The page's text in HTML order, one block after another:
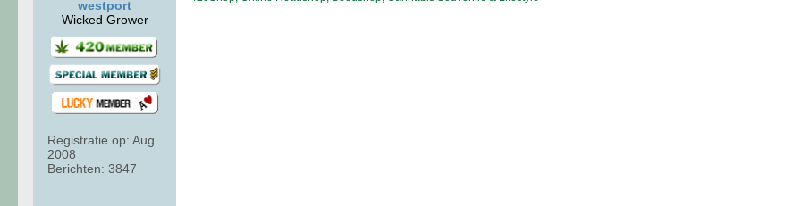
westport
Wicked Grower
Registratie op: Aug
2008
Berichten: 3847